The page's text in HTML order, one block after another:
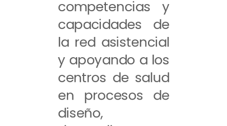
competencias y
capacidades de
la red asistencial
y apoyando a los
centros de salud
en procesos de
diseño,